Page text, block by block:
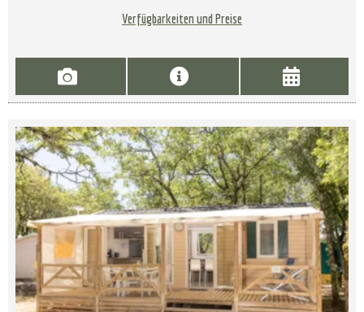
Verfügbarkeiten und Preise